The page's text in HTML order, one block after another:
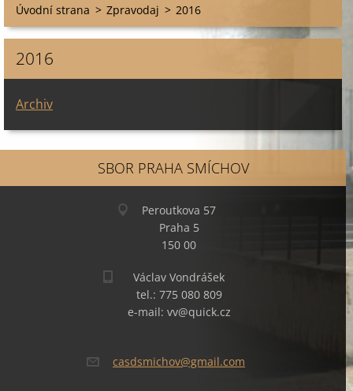
Úvodní strana > Zpravodaj > 2016
2016
Archiv
SBOR PRAHA SMÍCHOV
Peroutkova 57
Praha 5
150 00
Václav Vondrášek
tel.: 775 080 809
e-mail: vv@quick.cz
casdsmichov@gmail.com